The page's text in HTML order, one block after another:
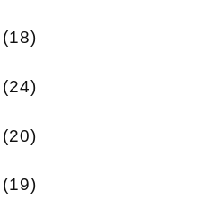
(18)
(24)
(20)
(19)